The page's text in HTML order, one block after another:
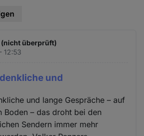
(nicht überprüft)
12:53
und
und lange Gespräche – auf
Boden – das droht bei den
Sendern immer mehr